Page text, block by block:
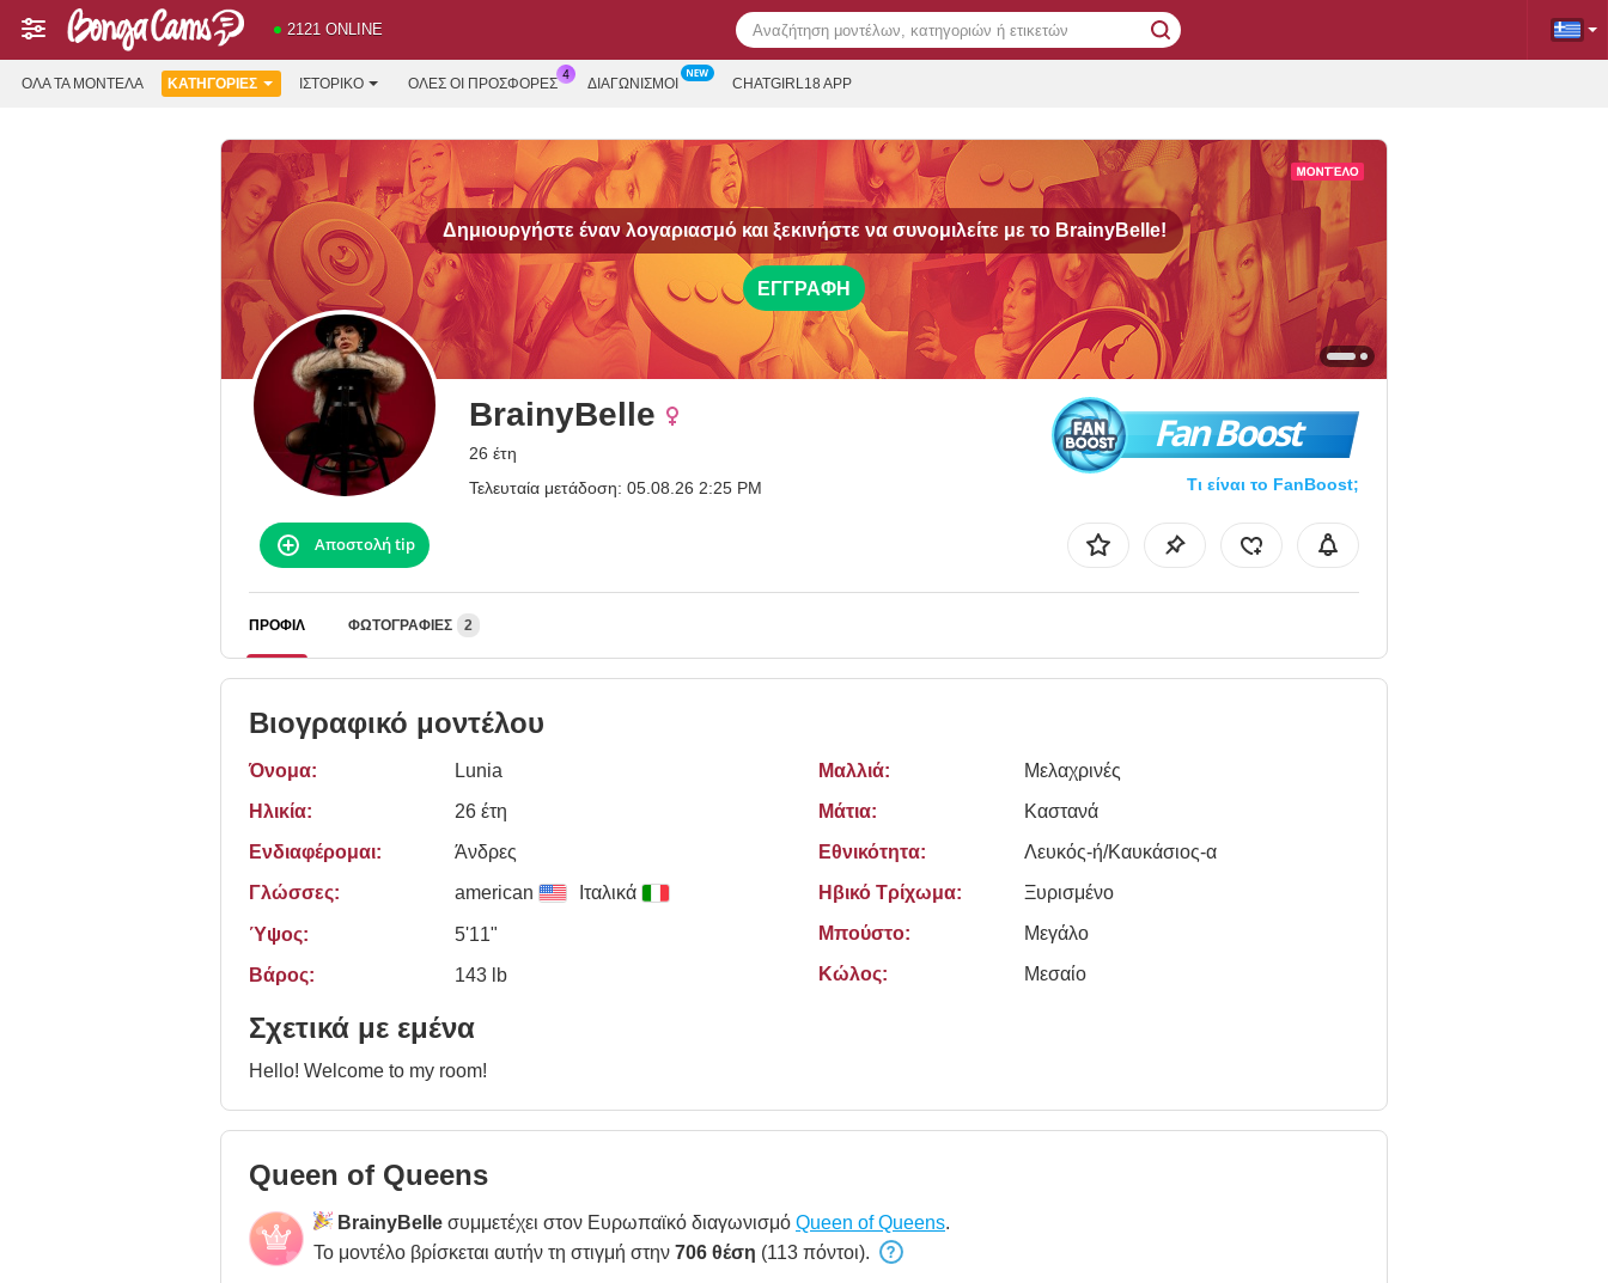
2121 ONLINE
ΌΛΑ ΤΑ ΜΟΝΤΈΛΑ ΚΑΤΗΓΟΡΊΕΣ ΙΣΤΟΡΙΚΌ ΟΛΕΣ ΟΙ ΠΡΟΣΦΟΡΕΣ ΔΙΑΓΩΝΙΣΜΟΊ CHATGIRL18 APP
Δημιουργήστε έναν λογαριασμό και ξεκινήστε να συνομιλείτε με το BrainyBelle!
ΕΓΓΡΑΦΉ
BrainyBelle
26 έτη
Τελευταία μετάδοση: 05.08.26 2:25 PM
Fan Boost
Τι είναι το FanBoost;
Αποστολή tip
ΠΡΟΦΊΛ ΦΩΤΟΓΡΑΦΊΕΣ 2
Βιογραφικό μοντέλου
Όνομα:
Lunia
Ηλικία:
26 έτη
Ενδιαφέρομαι:
Άνδρες
Γλώσσες:
american Ιταλικά
Ύψος:
5'11"
Βάρος:
143 lb
Μαλλιά:
Μελαχρινές
Μάτια:
Καστανά
Εθνικότητα:
Λευκός-ή/Καυκάσιος-α
Ηβικό Τρίχωμα:
Ξυρισμένο
Μπούστο:
Μεγάλο
Κώλος:
Μεσαίο
Σχετικά με εμένα
Hello! Welcome to my room!
Queen of Queens
BrainyBelle συμμετέχει στον Ευρωπαϊκό διαγωνισμό Queen of Queens.
Το μοντέλο βρίσκεται αυτήν τη στιγμή στην 706 θέση (113 πόντοι).